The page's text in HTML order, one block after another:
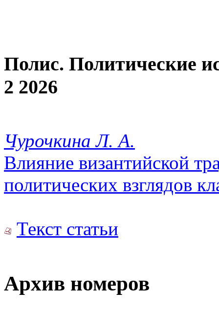
Полис. Политические
2 2026
Чурочкина Л. А.
Влияние византийской
политических взглядов
Текст статьи
Архив номеров